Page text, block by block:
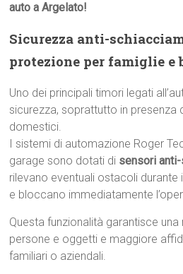
auto a Argelato!
Sicurezza anti-
protezione per famiglie e
Uno dei principali timori legati
sicurezza, soprattutto in presenza
domestici.
I sistemi di automazione Roger
garage sono dotati di sensori
rilevano eventuali ostacoli
e bloccano immediatamente
Questa funzionalità garantisce
persone e oggetti e maggiore
familiari o aziendali.